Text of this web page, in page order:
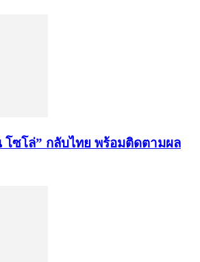
โซโล่” กลับไทย พร้อมติดตามผล